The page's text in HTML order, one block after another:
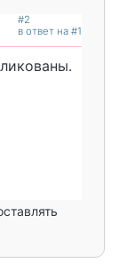
#2
в ответ на #1